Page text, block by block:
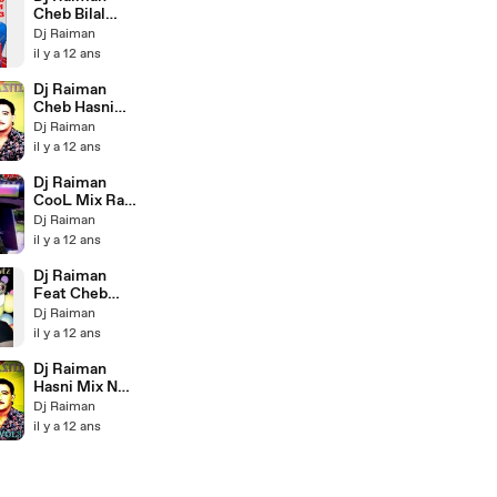
Cheb Bilal
Succes a
L'ancienne
Dj Raiman
il y a 12 ans
Dj Raiman
Cheb Hasni
Mix Non Stop
VOL2 2013
Dj Raiman
il y a 12 ans
Dj Raiman
CooL Mix Rai
2012
Dj Raiman
il y a 12 ans
Dj Raiman
Feat Cheb
Adjel Mix
2013 Vol2
Dj Raiman
il y a 12 ans
Dj Raiman
Hasni Mix Non
Stop Vol3
2014 HD
Dj Raiman
il y a 12 ans